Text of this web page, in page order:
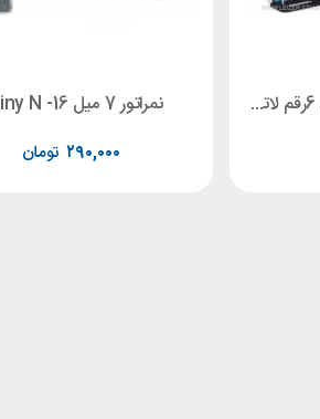
شماره زن اتوماتیک 4 میل 6رقم لاتین S-409L نمراتور 7 میل Shiny N -16
تومان ۲۹۰,۰۰۰